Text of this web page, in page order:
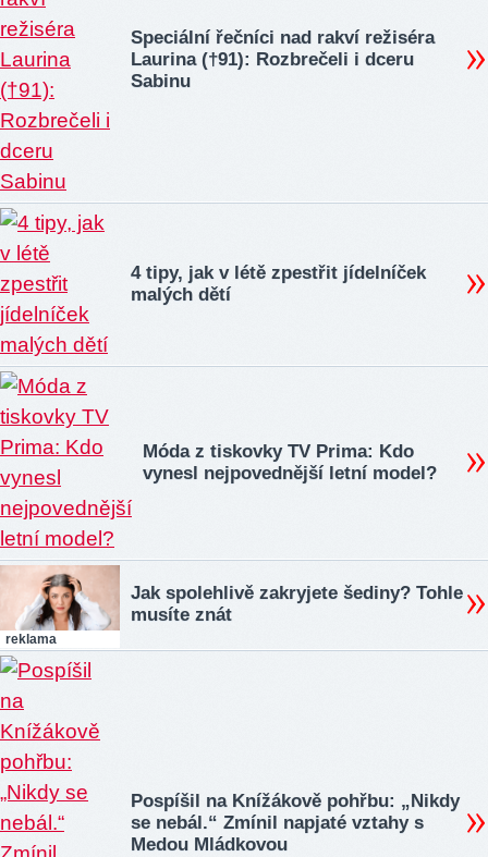
Speciální řečníci nad rakví režiséra
Laurina (†91): Rozbrečeli i dceru
Sabinu
4 tipy, jak v létě zpestřit jídelníček
malých dětí
Móda z tiskovky TV Prima: Kdo
vynesl nejpovednější letní model?
reklama
Jak spolehlivě zakryjete šediny? Tohle
musíte znát
Pospíšil na Knížákově pohřbu: „Nikdy
se nebál.“ Zmínil napjaté vztahy s
Medou Mládkovou